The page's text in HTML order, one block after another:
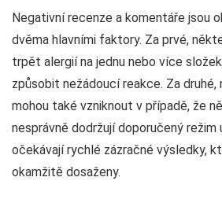
Negativní recenze a komentáře jsou
dvěma hlavními faktory. Za prvé,
trpět alergií na jednu nebo více
způsobit nežádoucí reakce. Za
mohou také vzniknout v případě, že
nesprávně dodržují doporučený režim
očekávají rychlé zázračné výsledky,
okamžitě dosaženy.